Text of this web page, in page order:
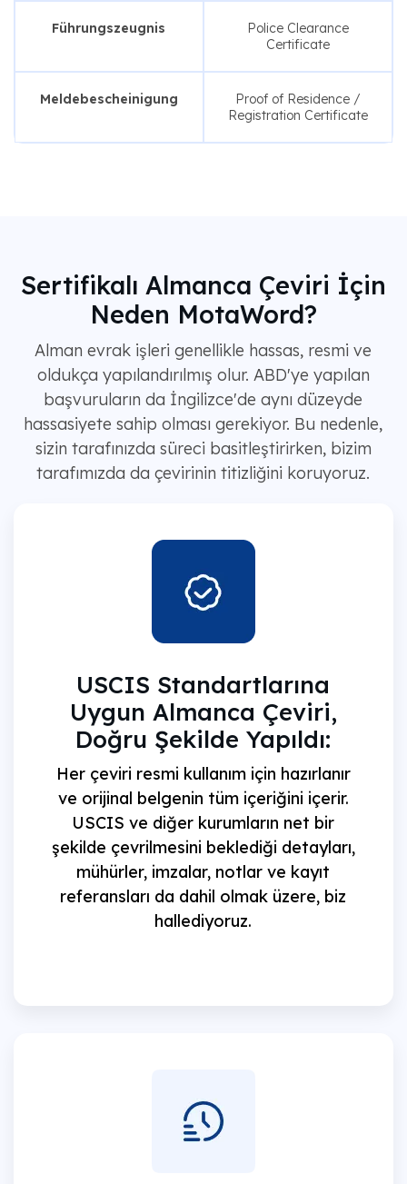
Führungszeugnis
Police Clearance
Certificate
Meldebescheinigung
Proof of Residence /
Registration Certificate
Sertifikalı Almanca Çeviri İçin
Neden MotaWord?
Alman evrak işleri genellikle hassas, resmi ve
oldukça yapılandırılmış olur. ABD'ye yapılan
başvuruların da İngilizce'de aynı düzeyde
hassasiyete sahip olması gerekiyor. Bu nedenle,
sizin tarafınızda süreci basitleştirirken, bizim
tarafımızda da çevirinin titizliğini koruyoruz.
USCIS Standartlarına
Uygun Almanca Çeviri,
Doğru Şekilde Yapıldı:
Her çeviri resmi kullanım için hazırlanır
ve orijinal belgenin tüm içeriğini içerir.
USCIS ve diğer kurumların net bir
şekilde çevrilmesini beklediği detayları,
mühürler, imzalar, notlar ve kayıt
referansları da dahil olmak üzere, biz
hallediyoruz.